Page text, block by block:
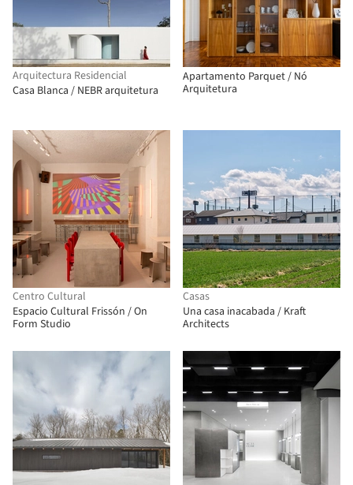
Arquitectura Residencial
Casa Blanca / NEBR arquitetura
Apartamento Parquet / Nó
Arquitetura
Centro Cultural
Espacio Cultural Frissón / On
Form Studio
Casas
Una casa inacabada / Kraft
Architects